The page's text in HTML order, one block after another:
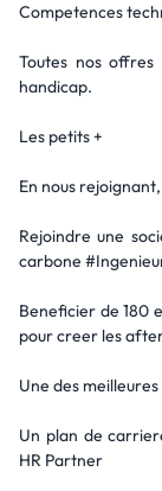
Competences
Toutes nos
handicap.
Les petits +
En nous
Rejoindre une
carbone
Beneficier de 180
pour creer les
Une des
Un plan de
HR Partner